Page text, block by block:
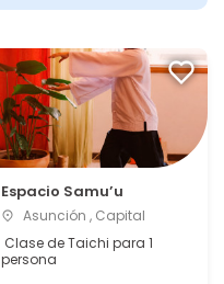
Espacio Samu’u
Asunción , Capital
Clase de Taichi para 1
persona